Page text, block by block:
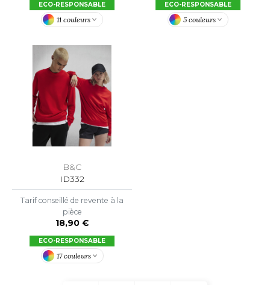
ECO-RESPONSABLE
11 couleurs
ECO-RESPONSABLE
5 couleurs
B&C
ID332
Tarif conseillé de revente à la
pièce
18,90 €
ECO-RESPONSABLE
17 couleurs